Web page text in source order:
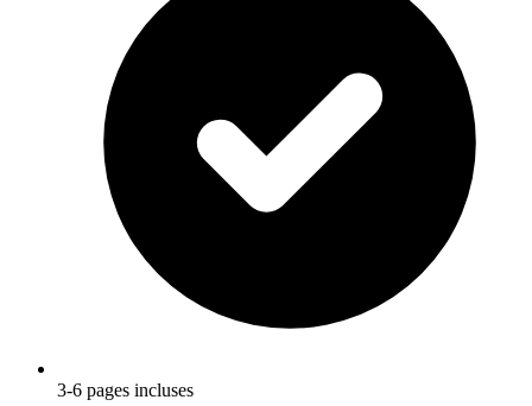
3-6 pages incluses